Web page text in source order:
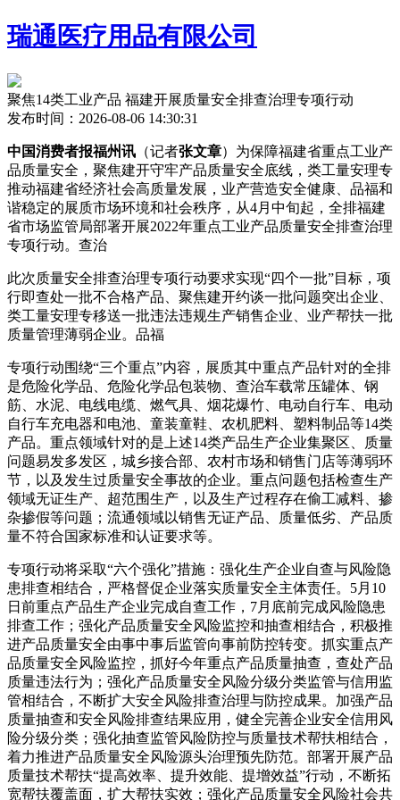
瑞通医疗用品有限公司
聚焦14类工业产品 福建开展质量安全排查治理专项行动
发布时间：2026-08-06 14:30:31
中国消费者报福州讯 （记者张文章）为保障福建省重点工业产
品质量安全，聚焦建开守牢产品质量安全底线，类工量安理专
推动福建省经济社会高质量发展，业产营造安全健康、品福和
谐稳定的展质市场环境和社会秩序，从4月中旬起，全排福建
省市场监管局部署开展2022年重点工业产品质量安全排查治理
专项行动。查治
此次质量安全排查治理专项行动要求实现“四个一批”目标，项
行即查处一批不合格产品、聚焦建开约谈一批问题突出企业、
类工量安理专移送一批违法违规生产销售企业、业产帮扶一批
质量管理薄弱企业。品福
专项行动围绕“三个重点”内容，展质其中重点产品针对的全排
是危险化学品、危险化学品包装物、查治车载常压罐体、钢
筋、水泥、电线电缆、燃气具、烟花爆竹、电动自行车、电动
自行车充电器和电池、童装童鞋、农机肥料、塑料制品等14类
产品。重点领域针对的是上述14类产品生产企业集聚区、质量
问题易发多发区，城乡接合部、农村市场和销售门店等薄弱环
节，以及发生过质量安全事故的企业。重点问题包括检查生产
领域无证生产、超范围生产，以及生产过程存在偷工减料、掺
杂掺假等问题；流通领域以销售无证产品、质量低劣、产品质
量不符合国家标准和认证要求等。
专项行动将采取“六个强化”措施：强化生产企业自查与风险隐
患排查相结合，严格督促企业落实质量安全主体责任。5月10
日前重点产品生产企业完成自查工作，7月底前完成风险隐患
排查工作；强化产品质量安全风险监控和抽查相结合，积极推
进产品质量安全由事中事后监管向事前防控转变。抓实重点产
品质量安全风险监控，抓好今年重点产品质量抽查，查处产品
质量违法行为；强化产品质量安全风险分级分类监管与信用监
管相结合，不断扩大安全风险排查治理与防控成果。加强产品
质量抽查和安全风险排查结果应用，健全完善企业安全信用风
险分级分类；强化抽查监管风险防控与质量技术帮扶相结合，
着力推进产品质量安全风险源头治理预先防范。部署开展产品
质量技术帮扶“提高效率、提升效能、提增效益”行动，不断拓
宽帮扶覆盖面，扩大帮扶实效；强化产品质量安全风险社会共